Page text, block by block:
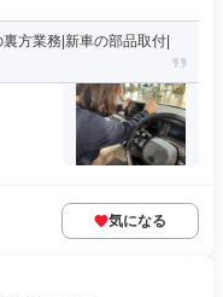
方業務|新車の部品取付|
気になる